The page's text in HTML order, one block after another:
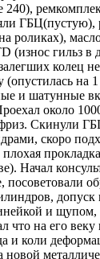
240),
ГБЦ(пустую),
роликах),
(износ гильз в
колец
на
и шатунные
около
Скинули
скоро
плохая
Начал
посоветовали
и щупом,
что на его
и коли
новой